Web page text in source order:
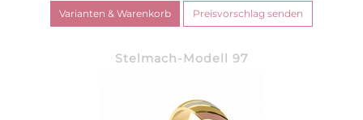
Stelmach-Modell 97